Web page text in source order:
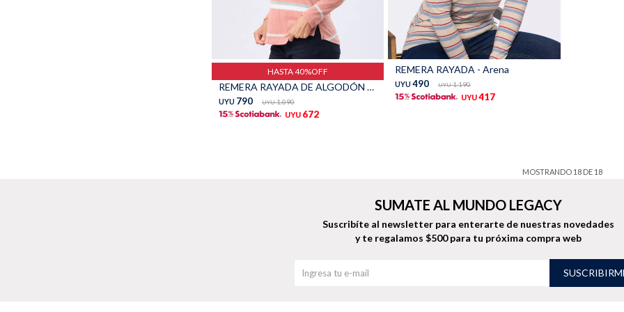
HASTA 40%OFF
REMERA RAYADA DE ALGODÓN - Rosado
UYU 790 UYU 1.090
UYU 672
Talle
REMERA RAYADA - Arena
UYU 490 UYU 1.190
UYU417
MOSTRANDO 18 DE 18
SUMATE AL MUNDO LEGACY
Suscribíte al newsletter para enterarte de nuestras novedades
y te regalamos $500 para tu próxima compra web